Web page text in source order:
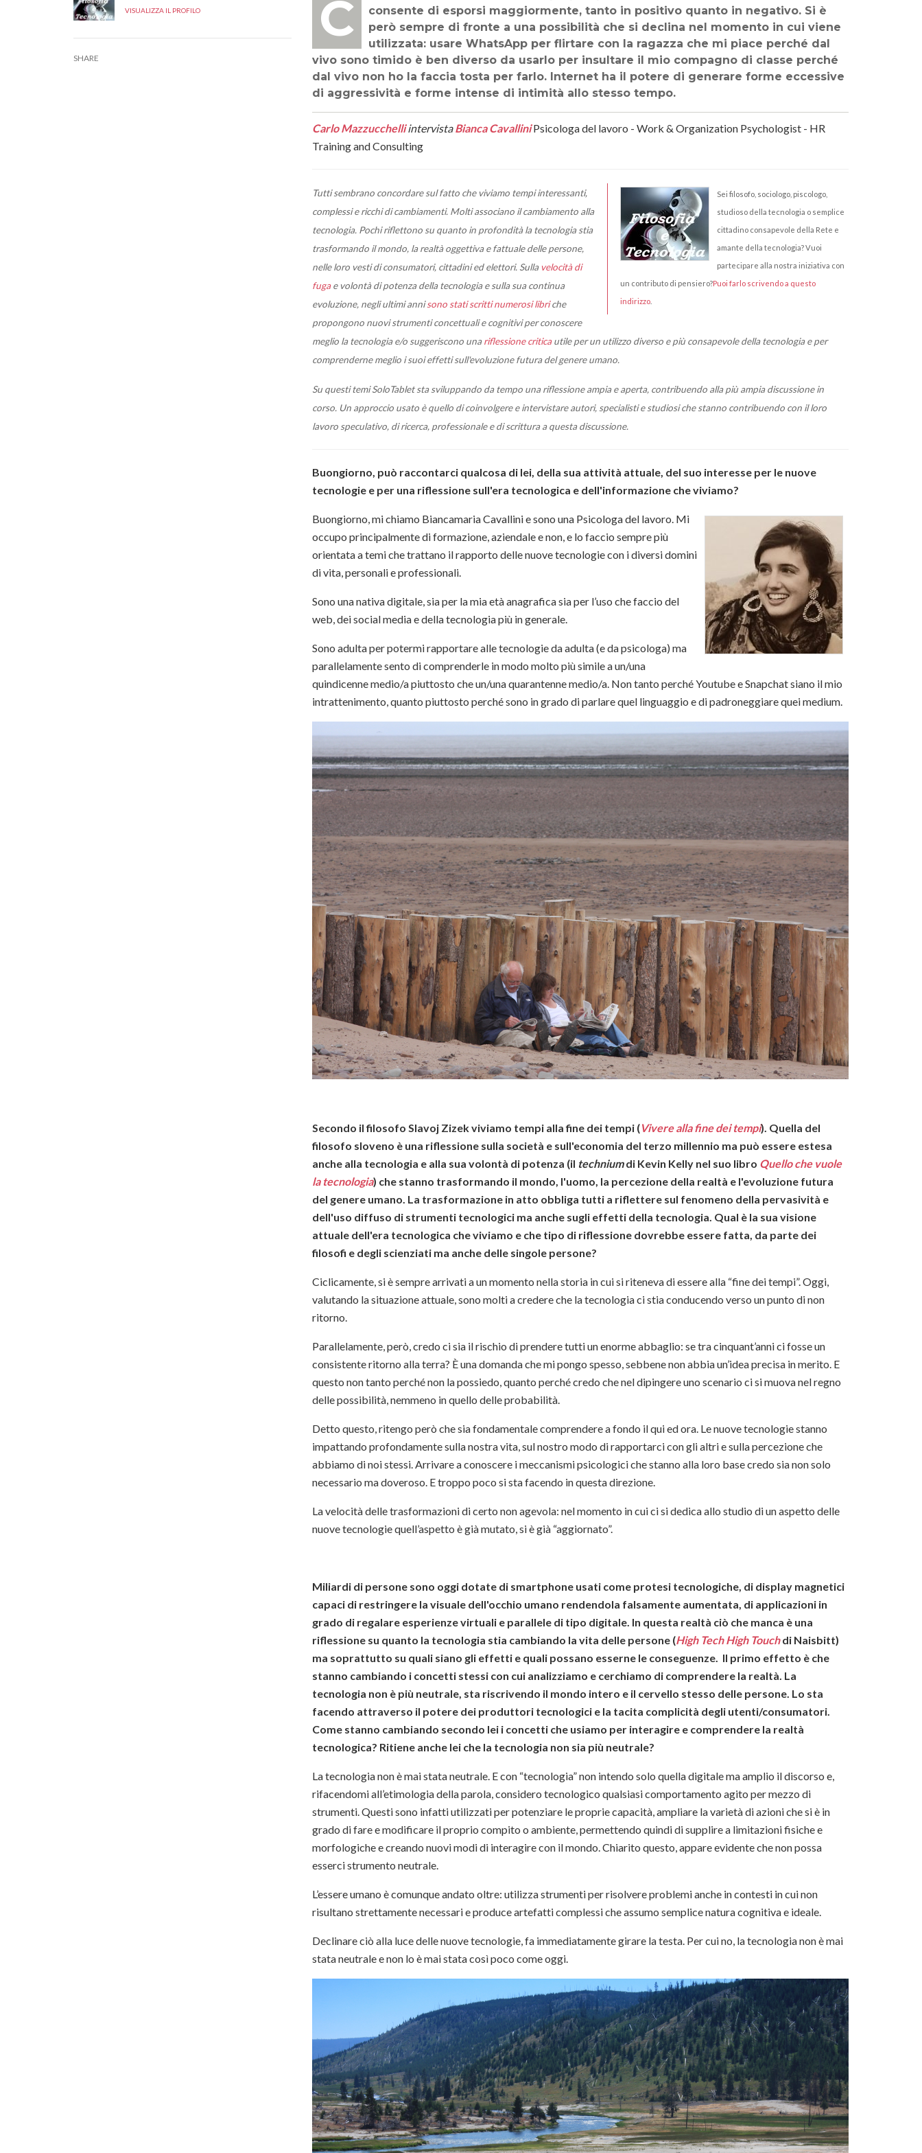
VISUALIZZA IL PROFILO
SHARE
Comunicare sui social network, proprio perché comunicazione disincarnata,
consente di esporsi maggiormente, tanto in positivo quanto in negativo. Si è
però sempre di fronte a una possibilità che si declina nel momento in cui viene
utilizzata: usare WhatsApp per flirtare con la ragazza che mi piace perché dal
vivo sono timido è ben diverso da usarlo per insultare il mio compagno di classe perché
dal vivo non ho la faccia tosta per farlo. Internet ha il potere di generare forme eccessive
di aggressività e forme intense di intimità allo stesso tempo.
Carlo MazzucchelliintervistaBianca CavalliniPsicologa del lavoro - Work & Organization Psychologist - HR
Training and Consulting
Sei filosofo, sociologo, piscologo,
studioso della tecnologia o semplice
cittadino consapevole della Rete e
amante della tecnologia? Vuoi
partecipare alla nostra iniziativa con
un contributo di pensiero?Puoi farlo scrivendo a questo
indirizzo
Tutti sembrano concordare sul fatto che viviamo tempi interessanti,
complessi e ricchi di cambiamenti. Molti associano il cambiamento alla
tecnologia. Pochi riflettono su quanto in profondità la tecnologia stia
trasformando il mondo, la realtà oggettiva e fattuale delle persone,
nelle loro vesti di consumatori, cittadini ed elettori. Sulla velocità di
fugae volontà di potenza della tecnologia e sulla sua continua
evoluzione, negli ultimi annisono stati scritti numerosi libriche
propongono nuovi strumenti concettuali e cognitivi per conoscere
meglio la tecnologia e/o suggeriscono unariflessione criticautile per un utilizzo diverso e più consapevole della tecnologia e per
comprenderne meglio i suoi effetti sull'evoluzione futura del genere umano.
Su questi temi SoloTablet sta sviluppando da tempo una riflessione ampia e aperta, contribuendo alla più ampia discussione in
corso. Un approccio usato è quello di coinvolgere e intervistare autori, specialisti e studiosi che stanno contribuendo con il loro
lavoro speculativo, di ricerca, professionale e di scrittura a questa discussione.
Buongiorno, può raccontarci qualcosa di lei, della sua attività attuale, del suo interesse per le nuove
tecnologie e per una riflessione sull'era tecnologica e dell'informazione che viviamo?
Buongiorno, mi chiamo Biancamaria Cavallini e sono una Psicologa del lavoro. Mi
occupo principalmente di formazione, aziendale e non, e lo faccio sempre più
orientata a temi che trattano il rapporto delle nuove tecnologie con i diversi domini
di vita, personali e professionali.
Sono una nativa digitale, sia per la mia età anagrafica sia per l’uso che faccio del
web, dei social media e della tecnologia più in generale.
Sono adulta per potermi rapportare alle tecnologie da adulta (e da psicologa) ma
parallelamente sento di comprenderle in modo molto più simile a un/una
quindicenne medio/a piuttosto che un/una quarantenne medio/a. Non tanto perché Youtube e Snapchat siano il mio
intrattenimento, quanto piuttosto perché sono in grado di parlare quel linguaggio e di padroneggiare quei medium.
Secondo il filosofo Slavoj Zizek viviamo tempi alla fine dei tempi (Vivere alla fine dei tempi). Quella del
filosofo sloveno è una riflessione sulla società e sull'economia del terzo millennio ma può essere estesa
anche alla tecnologia e alla sua volontà di potenza (il techniumdi Kevin Kelly nel suo libro Quello che vuole
la tecnologia) che stanno trasformando il mondo, l'uomo, la percezione della realtà e l'evoluzione futura
del genere umano. La trasformazione in atto obbliga tutti a riflettere sul fenomeno della pervasività e
dell'uso diffuso di strumenti tecnologici ma anche sugli effetti della tecnologia. Qual è la sua visione
attuale dell'era tecnologica che viviamo e che tipo di riflessione dovrebbe essere fatta, da parte dei
filosofi e degli scienziati ma anche delle singole persone?
Ciclicamente, si è sempre arrivati a un momento nella storia in cui si riteneva di essere alla “fine dei tempi”. Oggi,
valutando la situazione attuale, sono molti a credere che la tecnologia ci stia conducendo verso un punto di non
ritorno.
Parallelamente, però, credo ci sia il rischio di prendere tutti un enorme abbaglio: se tra cinquant’anni ci fosse un
consistente ritorno alla terra? È una domanda che mi pongo spesso, sebbene non abbia un’idea precisa in merito. E
questo non tanto perché non la possiedo, quanto perché credo che nel dipingere uno scenario ci si muova nel regno
delle possibilità, nemmeno in quello delle probabilità.
Detto questo, ritengo però che sia fondamentale comprendere a fondo il qui ed ora. Le nuove tecnologie stanno
impattando profondamente sulla nostra vita, sul nostro modo di rapportarci con gli altri e sulla percezione che
abbiamo di noi stessi. Arrivare a conoscere i meccanismi psicologici che stanno alla loro base credo sia non solo
necessario ma doveroso. E troppo poco si sta facendo in questa direzione.
La velocità delle trasformazioni di certo non agevola: nel momento in cui ci si dedica allo studio di un aspetto delle
nuove tecnologie quell’aspetto è già mutato, si è già “aggiornato”.
Miliardi di persone sono oggi dotate di smartphone usati come protesi tecnologiche, di display magnetici
capaci di restringere la visuale dell'occhio umano rendendola falsamente aumentata, di applicazioni in
grado di regalare esperienze virtuali e parallele di tipo digitale. In questa realtà ciò che manca è una
riflessione su quanto la tecnologia stia cambiando la vita delle persone (High Tech High Touch di Naisbitt)
ma soprattutto su quali siano gli effetti e quali possano esserne le conseguenze. Il primo effetto è che
stanno cambiando i concetti stessi con cui analizziamo e cerchiamo di comprendere la realtà. La
tecnologia non è più neutrale, sta riscrivendo il mondo intero e il cervello stesso delle persone. Lo sta
facendo attraverso il potere dei produttori tecnologici e la tacita complicità degli utenti/consumatori.
Come stanno cambiando secondo lei i concetti che usiamo per interagire e comprendere la realtà
tecnologica? Ritiene anche lei che la tecnologia non sia più neutrale?
La tecnologia non è mai stata neutrale. E con “tecnologia” non intendo solo quella digitale ma amplio il discorso e,
rifacendomi all’etimologia della parola, considero tecnologico qualsiasi comportamento agito per mezzo di
strumenti. Questi sono infatti utilizzati per potenziare le proprie capacità, ampliare la varietà di azioni che si è in
grado di fare e modificare il proprio compito o ambiente, permettendo quindi di supplire a limitazioni fisiche e
morfologiche e creando nuovi modi di interagire con il mondo. Chiarito questo, appare evidente che non possa
esserci strumento neutrale.
L’essere umano è comunque andato oltre: utilizza strumenti per risolvere problemi anche in contesti in cui non
risultano strettamente necessari e produce artefatti complessi che assumo semplice natura cognitiva e ideale.
Declinare ciò alla luce delle nuove tecnologie, fa immediatamente girare la testa. Per cui no, la tecnologia non è mai
stata neutrale e non lo è mai stata così poco come oggi.